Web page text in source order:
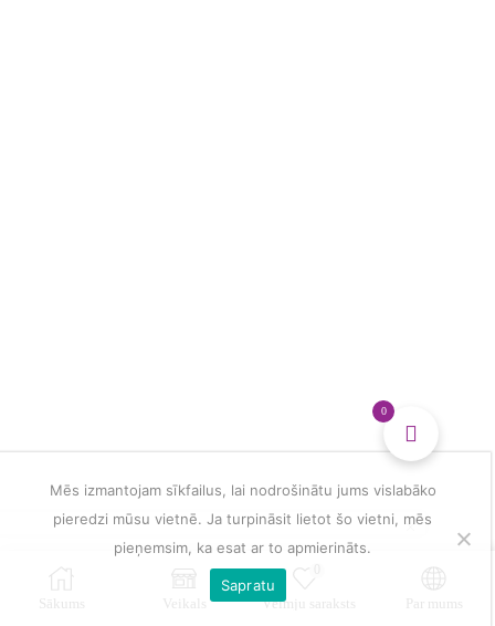
Sākums Veikals Vēlmju saraksts Par mums
0
Mēs izmantojam sīkfailus, lai nodrošinātu jums vislabāko
pieredzi mūsu vietnē. Ja turpināsit lietot šo vietni, mēs
pieņemsim, ka esat ar to apmierināts.
Sapratu